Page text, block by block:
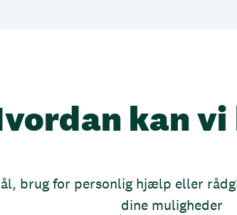
kan
brug for personlig hjælp eller
dine muligheder